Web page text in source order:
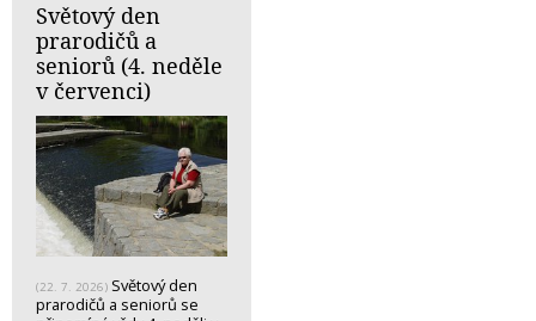
Světový den
prarodičů a
seniorů (4. neděle
v červenci)
(22. 7. 2026) Světový den
prarodičů a seniorů se